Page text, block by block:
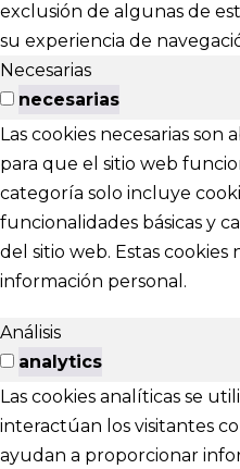
exclusión de algunas de
su experiencia de
Necesarias
necesarias
Las cookies necesarias
para que el sitio web
categoría solo incluye
funcionalidades básicas y
del sitio web. Estas
información personal.
Análisis
analytics
Las cookies analíticas se
interactúan los visitantes
ayudan a proporcionar